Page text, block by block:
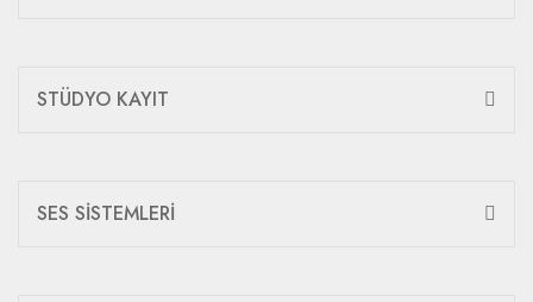
STÜDYO KAYIT
SES SİSTEMLERİ